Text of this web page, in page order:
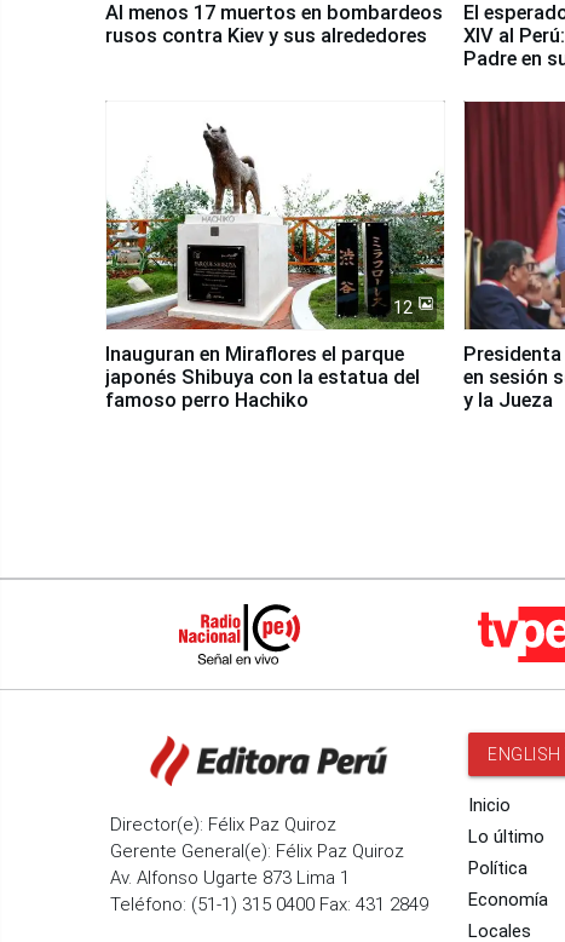
Al menos 17 muertos en bombardeos
rusos contra Kiev y sus alrededores
El
XIV al
Padre en
12
Inauguran en Miraflores el parque
japonés Shibuya con la estatua del
famoso perro Hachiko
en sesión
y la Jueza
Director(e): Félix Paz Quiroz
Gerente General(e): Félix Paz Quiroz
Av. Alfonso Ugarte 873 Lima 1
Teléfono: (51-1) 315 0400 Fax: 431 2849
ENGLISH
Inicio
Lo último
Política
Economía
Locales